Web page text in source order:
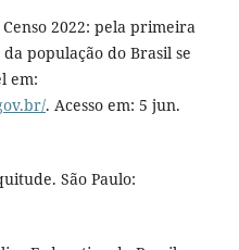
2022: pela primeira
população do Brasil se
em:
. Acesso em: 5 jun.
São Paulo: